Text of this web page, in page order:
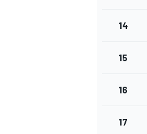
14
15
16
17